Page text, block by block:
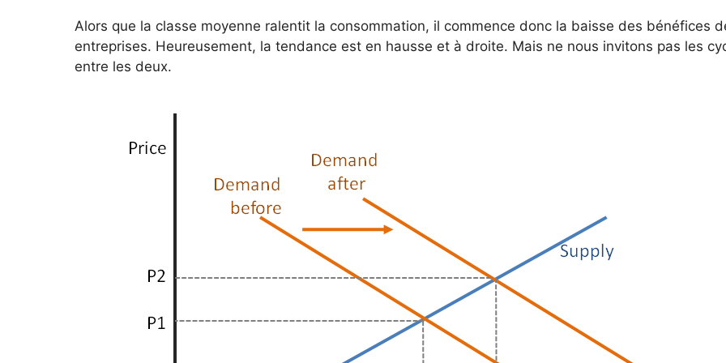
Alors que la classe moyenne ralentit la consommation, il commence donc la baisse des bénéfices
entreprises. Heureusement, la tendance est en hausse et à droite. Mais ne nous invitons pas les
entre les deux.